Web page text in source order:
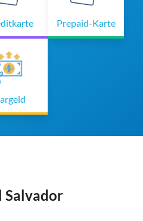
Prepaid-Karte
Salvador